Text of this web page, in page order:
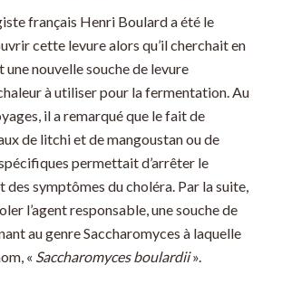
français Henri Boulard a été le
cette levure alors qu’il cherchait en
une nouvelle souche de levure
à utiliser pour la fermentation. Au
il a remarqué que le fait de
de litchi et de mangoustan ou de
permettait d’arrêter le
des symptômes du choléra. Par la suite,
l’agent responsable, une souche de
au genre Saccharomyces à laquelle
« Saccharomyces boulardii».